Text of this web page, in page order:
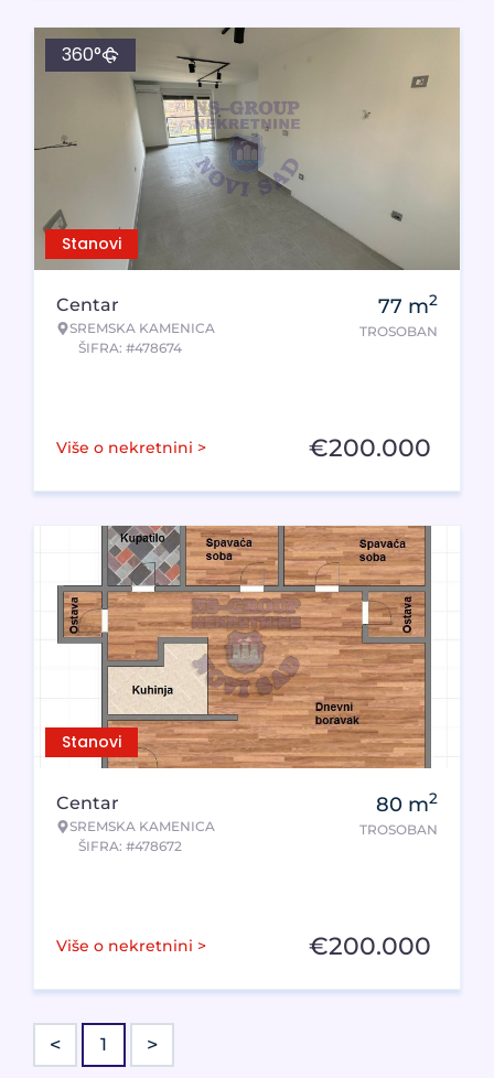
Stanovi
360°
Centar
SREMSKA KAMENICA
ŠIFRA: #478674
77 m2
TROSOBAN
Više o nekretnini > €200.000
Stanovi
Centar
SREMSKA KAMENICA
ŠIFRA: #478672
80 m2
TROSOBAN
Više o nekretnini > €200.000
< 1 >